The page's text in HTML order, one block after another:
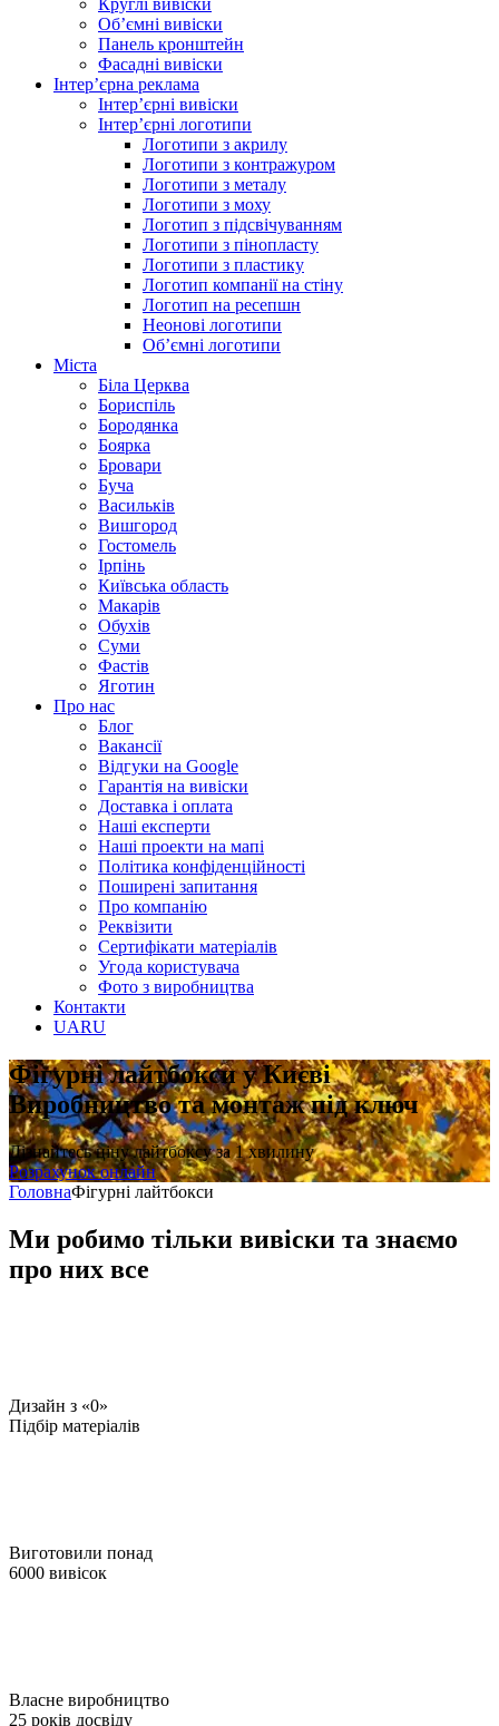
Круглі вивіски
Об’ємні вивіски
Панель кронштейн
Фасадні вивіски
Інтер’єрна реклама
Інтер’єрні вивіски
Інтер’єрні логотипи
Логотипи з акрилу
Логотипи з контражуром
Логотипи з металу
Логотипи з моху
Логотип з підсвічуванням
Логотипи з пінопласту
Логотипи з пластику
Логотип компанії на стіну
Логотип на ресепшн
Неонові логотипи
Об’ємні логотипи
Міста
Біла Церква
Бориспіль
Бородянка
Боярка
Бровари
Буча
Васильків
Вишгород
Гостомель
Ірпінь
Київська область
Макарів
Обухів
Суми
Фастів
Яготин
Про нас
Блог
Вакансії
Відгуки на Google
Гарантія на вивіски
Доставка і оплата
Наші експерти
Наші проекти на мапі
Політика конфіденційності
Поширені запитання
Про компанію
Реквізити
Сертифікати матеріалів
Угода користувача
Фото з виробництва
Контакти
UARU
Фігурні лайтбокси у Києві
Виробництво та монтаж під ключ
Дізнайтесь ціну лайтбоксу за 1 хвилину
Розрахунок онлайн
ГоловнаФігурні лайтбокси
Ми робимо тільки вивіски та знаємо
про них все
Дизайн з «0»
Підбір матеріалів
Виготовили понад
6000 вивісок
Власне виробництво
25 років досвіду